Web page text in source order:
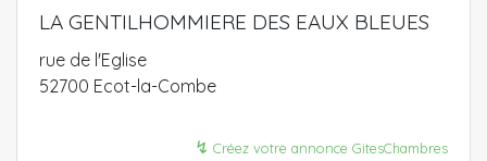
LA GENTILHOMMIERE DES EAUX BLEUES
rue de l'Eglise
52700 Ecot-la-Combe
↯ Créez votre annonce GitesChambres